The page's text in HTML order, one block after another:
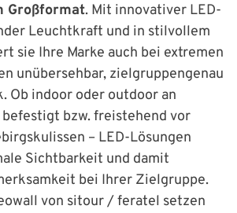
Großformat. Mit innovativer LED-
Leuchtkraft und in stilvollem
sie Ihre Marke auch bei extremen
unübersehbar, zielgruppengenau
Ob indoor oder outdoor an
befestigt bzw. freistehend vor
– LED-Lösungen
Sichtbarkeit und damit
bei Ihrer Zielgruppe.
von sitour / feratel setzen